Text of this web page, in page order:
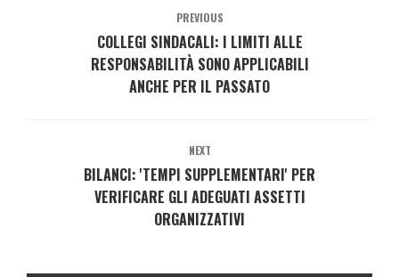
PREVIOUS
COLLEGI SINDACALI: I LIMITI ALLE
RESPONSABILITÀ SONO APPLICABILI
ANCHE PER IL PASSATO
NEXT
BILANCI: 'TEMPI SUPPLEMENTARI' PER
VERIFICARE GLI ADEGUATI ASSETTI
ORGANIZZATIVI